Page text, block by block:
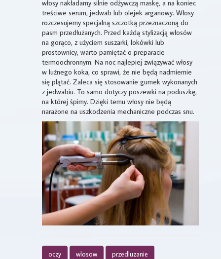
włosy nakładamy silnie odżywczą maskę, a na koniec
treściwe serum, jedwab lub olejek arganowy. Włosy
rozczesujemy specjalną szczotką przeznaczoną do
pasm przedłużanych. Przed każdą stylizacją włosów
na gorąco, z użyciem suszarki, lokówki lub
prostownicy, warto pamiętać o preparacie
termoochronnym. Na noc najlepiej związywać włosy
w luźnego koka, co sprawi, że nie będą nadmiernie
się plątać. Zaleca się stosowanie gumek wykonanych
z jedwabiu. To samo dotyczy poszewki na poduszkę,
na której śpimy. Dzięki temu włosy nie będą
narażone na uszkodzenia mechaniczne podczas snu.
oczy wlosow przedluzanie